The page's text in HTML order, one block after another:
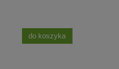
do koszyka